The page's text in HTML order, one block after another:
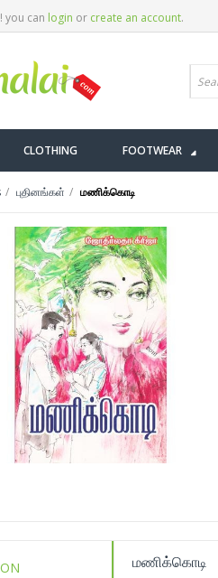
you can login or create an account.
CLOTHING FOOTWEAR
புதினங்கள் மணிக்கொடி
மணிக்கொடி